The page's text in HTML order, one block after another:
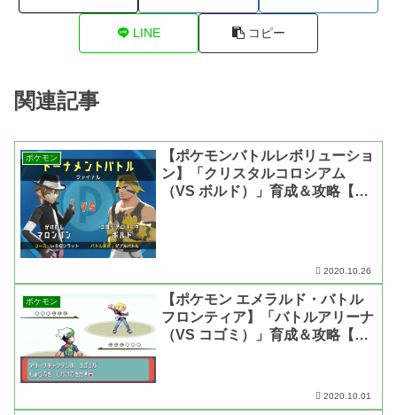
LINE コピー
関連記事
ポケモン
【ポケモンバトルレボリューショ
ン】「クリスタルコロシアム
（VS ボルド）」育成＆攻略【第
2020.10.26
ポケモン
【ポケモン エメラルド・バトル
フロンティア】「バトルアリーナ
（VS コゴミ）」育成＆攻略【第
2020.10.01